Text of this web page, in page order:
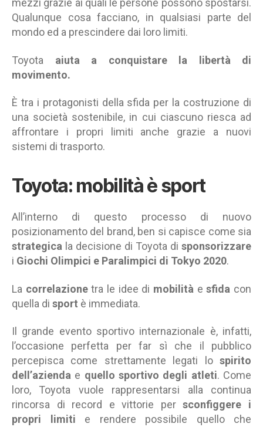
mezzi grazie ai quali le persone possono spostarsi.
Qualunque cosa facciano, in qualsiasi parte del
mondo ed a prescindere dai loro limiti.
Toyota aiuta a
conquistare la libertà di
movimento.
È tra i protagonisti della sfida per la costruzione di
una società sostenibile, in cui ciascuno riesca ad
affrontare i propri limiti anche grazie a nuovi
sistemi di trasporto.
Toyota: mobilità è sport
All’interno di questo processo di nuovo
posizionamento del brand, ben si capisce come sia
strategica la decisione di Toyota di sponsorizzare
i Giochi Olimpici e Paralimpici di Tokyo 2020.
La correlazionetra le idee di mobilità esfida con
quella di sport è immediata.
Il grande evento sportivo internazionale è, infatti,
l’occasione perfetta per far sì che il pubblico
percepisca come strettamente legati lospirito
dell’azienda e quello sportivo degli atleti. Come
loro, Toyota vuole rappresentarsi alla continua
rincorsa di record e vittorie persconfiggere i
propri limiti e rendere possibile quello che